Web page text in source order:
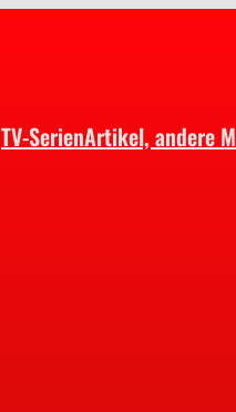
TV-SerienArtikel, andere